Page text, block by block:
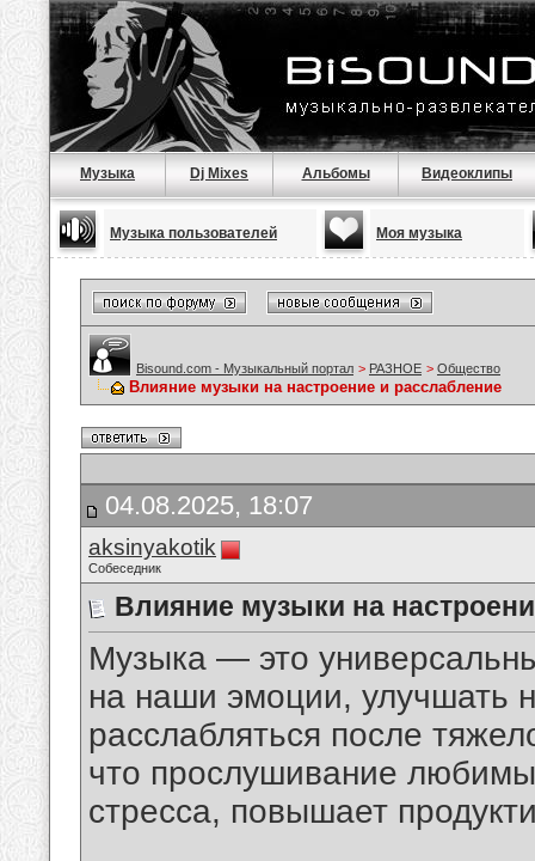
Музыка Dj Mixes Альбомы Видеоклипы
Музыка пользователей Моя музыка
Bisound.com - Музыкальный портал > РАЗНОЕ > Общество
Влияние музыки на настроение и расслабление
04.08.2025, 18:07
aksinyakotik
Собеседник
Влияние музыки на
Музыка — это
на наши эмоции, улучшать
расслабляться после
что прослушивание
стресса, повышает